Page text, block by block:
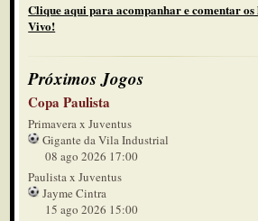
Clique aqui para acompanhar e comentar os
Vivo!
Próximos Jogos
Copa Paulista
Primavera x Juventus
Gigante da Vila Industrial
08 ago 2026 17:00
Paulista x Juventus
Jayme Cintra
15 ago 2026 15:00